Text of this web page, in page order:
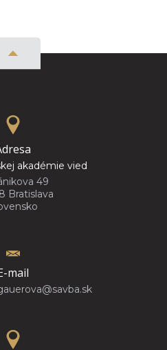
akadémie vied
49
Bratislava
mail